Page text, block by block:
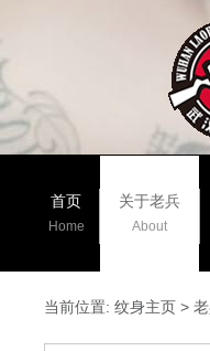
首页
Home
关于老兵
About
当前位置: 纹身主页 >